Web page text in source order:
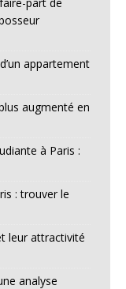
appartement
augmenté en
à Paris :
: trouver le
leur attractivité
analyse